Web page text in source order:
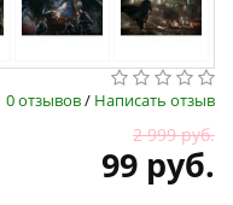
0 отзывов/ Написать отзыв
2 999 руб.
99 руб.